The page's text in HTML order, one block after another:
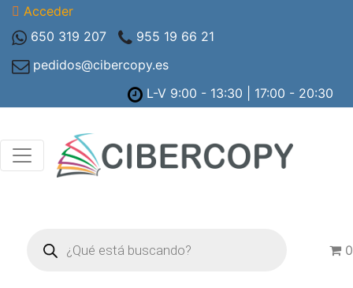
Acceder
650 319 207
955 19 66 21
pedidos@cibercopy.es
L-V 9:00 - 13:30 | 17:00 - 20:30
productos
0